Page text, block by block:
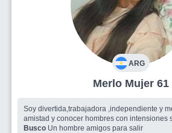
ARG
Merlo Mujer 61
Soy divertida,trabajadora ,independiente y
amistad y conocer hombres con intensiones
Busco Un hombre amigos para salir